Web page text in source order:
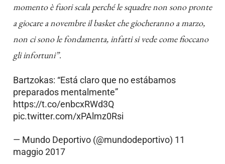
momento è fuori scala perché le squadre non sono pronte
a giocare a novembre il basket che giocheranno a marzo,
non ci sono le fondamenta, infatti si vede come fioccano
gli infortuni”.
Bartzokas: “Está claro que no estábamos
preparados mentalmente”
https://t.co/enbcxRWd3Q
pic.twitter.com/xPAlmz0Rsi
— Mundo Deportivo (@mundodeportivo) 11
maggio 2017